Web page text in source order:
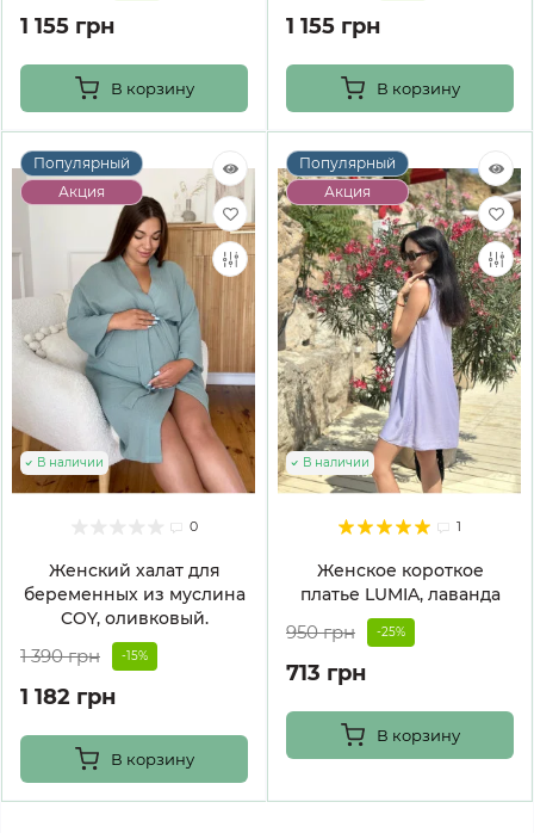
1 155 грн
В корзину
1 155 грн
В корзину
Популярный
Акция
0
Женский халат для
беременных из муслина
COY, оливковый.
В наличии
1 390 грн -15%
1 182 грн
В корзину
Популярный
Акция
1
Женское короткое
платье LUMIA, лаванда
В наличии
950 грн -25%
713 грн
В корзину